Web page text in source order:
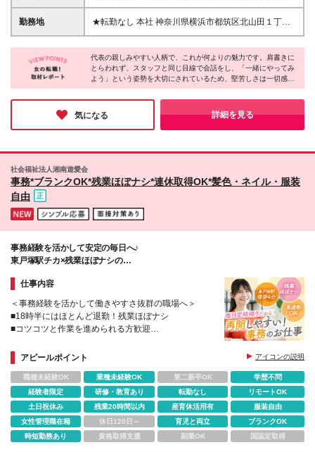
大切にしているのは、人柄です。分からないことを一
人で判断せず、相談・確認をしながら仕事を進められ
方、相手の立場を考えて行動できる方、新しいことに
も前向きにチャレンジできる方であれば、この仕事で
活躍できます。代表や社内メンバーと信頼関係を築き
ながら、幅広い経験を積みたい方をお待ちしていま
当たり（▲万円～）の固定残業代が含まれます ※上記
を超過する分は別途支給 【一律手当】 ■全員に一律で
当金額：あり ┗1ヶ月あたり9万8000円 〜
勤務地
★転勤なし 本社 神奈川県横浜市都筑区北山田１丁目
９番３号 ＥＫＩＮＩＷＡ ＫＩＴＡＹＡＭＡＴＡ２
階
代表の親しみやすい人柄で、これが何よりの魅力です。肩書きに
とらわれず、スタッフと同じ目線で会話をし、「一緒にやってみ
よう」という姿勢を大切にされているため、堅苦しさは一切感じ
ません。実際に人柄を重視した採用を続けていることもあり、職
場全体に穏やかで協力し合う雰囲気が根付いているとのこと。
「人間関係の良い職場で長く働きたい」という方に、ぜひ注目し
ていただきたい法人だと感じました。
気になる 詳細を見る
社会福祉法人湘南遊愛会
事務*ブランクOK*残業ほぼナシ*連休取得OK*髪色・ネイル・服装
自由
事務経験を活かして安定の毎日へ♪
東戸塚駅チカ×残業ほぼナシの
仕事内容
＜事務経験を活かして働きやすさ抜群の職場へ＞
■18時半にはほとんど退勤！残業ほぼナシ
■コツコツと作業を進められる方歓迎
■産育休の取得実績・復職実績あり
アピールポイント アイコンの説明
職種未経験OK 業種未経験OK 第二新卒OK
学歴不問
経験者限定
研修・教育あり 転勤なし
リモートOK
土日祝休み
残業20時間以内 産育休活用有
服装自由
女性管理職在籍
休日120日～ 育児と両立
ブランクOK
時短勤務あり
資格取得支援 副業OK 国認定取得